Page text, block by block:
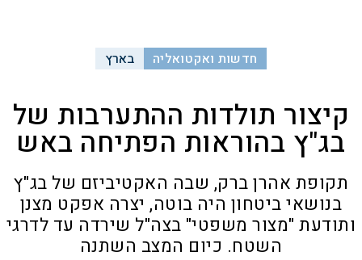
חדשות ואקטואליה בארץ
קיצור תולדות ההתערבות של
בג"ץ בהוראות הפתיחה באש
תקופת אהרן ברק, שבה האקטיביזם של בג"ץ
בנושאי ביטחון היה בוטה, יצרה אפקט מצנן
ותודעת "מצור משפטי" בצה"ל שירדה עד לדרגי
השטח. כיום המצב השתנה